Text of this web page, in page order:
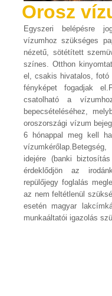
Orosz
Egyszeri belépésre
vízumhoz szükséges
nézetű, sötétített
színes. Otthon
el, csakis hivatalos, fotó
fényképet fogadjak
csatolható a
bepecsételéséhez,
oroszországi vízum
6 hónappal meg kell
idejére (banki
érdeklődjön az
repülőjegy foglalás
az nem feltétlenül
esetén magyar
munkaáltatói igazolás